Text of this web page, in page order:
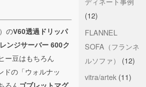
のV60透過ドリッパ
ンジサーバー 600ク
ー豆はもちろん
ドの「ウォルナッ
(12)
FLANNEL
SOFA（フランネ
ルソファ）
(12)
vitra/artek(11)